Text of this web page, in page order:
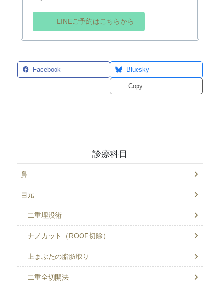
LINEご予約はこちらから
Facebook Bluesky
Copy
診療科目
鼻
目元
二重埋没術
ナノカット（ROOF切除）
上まぶたの脂肪取り
二重全切開法